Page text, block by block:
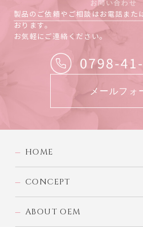
お問い合わせ
製品のご依頼やご相談はお電話また
おります。
お気軽にご連絡ください。
メールフォ
HOME
CONCEPT
ABOUT OEM